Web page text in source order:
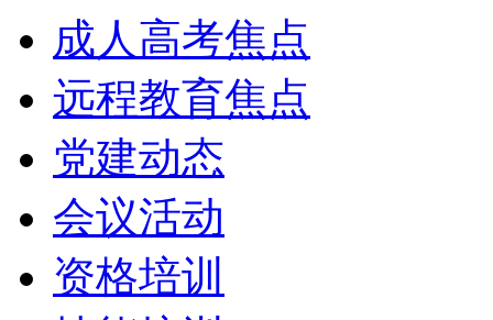
成人高考焦点
远程教育焦点
党建动态
会议活动
资格培训